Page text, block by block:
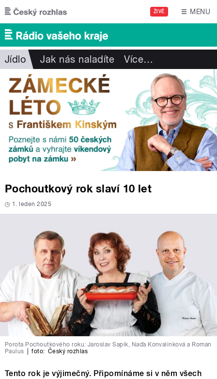
Přejít k hlavnímu obsahu
ŽIVĚ MENU
Jídlo Jak nás naladíte Více…
Pochoutkový rok slaví 10 let
1. leden 2025
Porota Pochoutkového roku: Jaroslav Sapík, Naďa Konvalinková a Roman
Paulus
foto: Český rozhlas
Tento rok je výjimečný. Připomínáme si v něm všech